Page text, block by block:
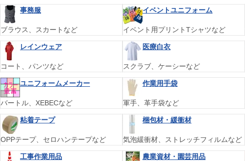
事務服
ブラウス、スカートなど
イベントユニフォーム
イベント用プリントTシャツなど
レインウェア
コート、パンツなど
医療白衣
スクラブ、ケーシーなど
ユニフォームメーカー
バートル、XEBECなど
作業用手袋
軍手、革手袋など
粘着テープ
OPPテープ、セロハンテープなど
梱包材・緩衝材
気泡緩衝材、ストレッチフィルムなど
工事作業用品 農業資材・園芸用品